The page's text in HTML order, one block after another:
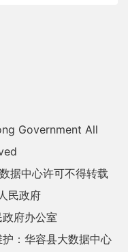
Government All
据中心许可不得转载
民政府
府办公室
：华容县大数据中心